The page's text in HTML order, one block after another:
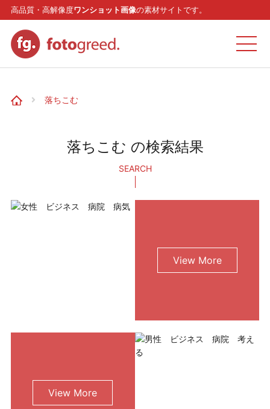
高品質・高解像度ワンショット画像の素材サイトです。
リクエスト
落ちこむ
落ちこむ の検索結果
SEARCH
View More
View More